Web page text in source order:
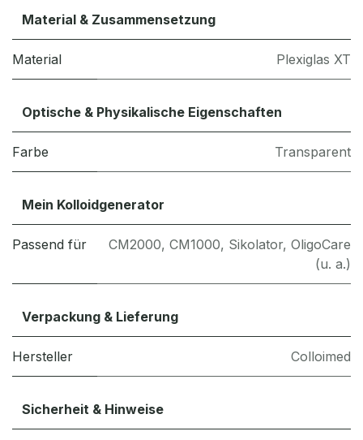
Material & Zusammensetzung
Material Plexiglas XT
Optische & Physikalische Eigenschaften
Farbe Transparent
Mein Kolloidgenerator
Passend für
CM2000, CM1000, Sikolator, OligoCare
(u. a.)
Verpackung & Lieferung
Hersteller Colloimed
Sicherheit & Hinweise